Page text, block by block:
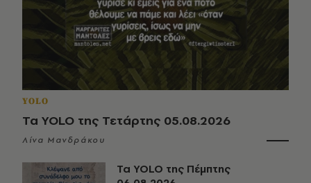
YOLO
Τα YOLO της Τετάρτης 05.08.2026
Λίνα Μανδράκου
Τα YOLO της Πέμπτης